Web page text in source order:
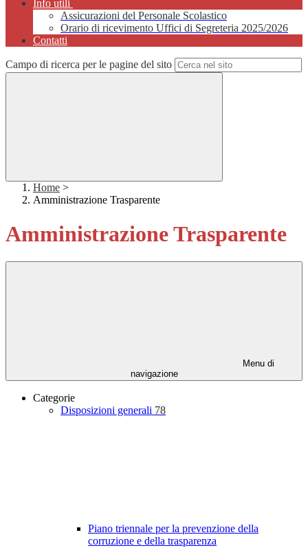
Info utili
Assicurazioni del Personale Scolastico
Orario di ricevimento Uffici di Segreteria 2025/2026
Contatti
Campo di ricerca per le pagine del sito
Home >
Amministrazione Trasparente
Amministrazione Trasparente
Menu di
navigazione
Categorie
Disposizioni generali 78
Piano triennale per la prevenzione della
corruzione e della trasparenza